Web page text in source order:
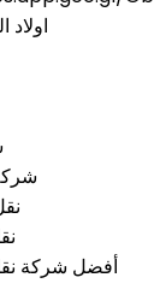
اولاد
أفضل شركة